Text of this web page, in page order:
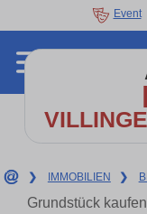
Event
❯ IMMOBILIEN ❯
Grundstück